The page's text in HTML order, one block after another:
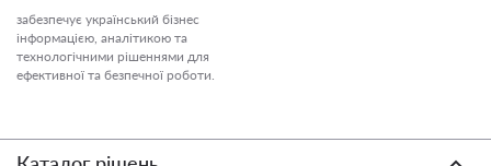
забезпечує український бізнес
інформацією, аналітикою та
технологічними рішеннями для
ефективної та безпечної роботи.